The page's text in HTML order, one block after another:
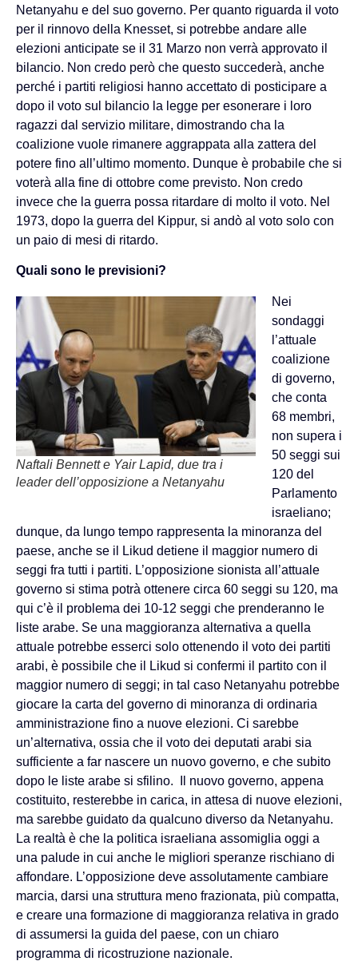
Netanyahu e del suo governo. Per quanto riguarda il voto
per il rinnovo della Knesset, si potrebbe andare alle
elezioni anticipate se il 31 Marzo non verrà approvato il
bilancio. Non credo però che questo succederà, anche
perché i partiti religiosi hanno accettato di posticipare a
dopo il voto sul bilancio la legge per esonerare i loro
ragazzi dal servizio militare, dimostrando cha la
coalizione vuole rimanere aggrappata alla zattera del
potere fino all’ultimo momento. Dunque è probabile che si
voterà alla fine di ottobre come previsto. Non credo
invece che la guerra possa ritardare di molto il voto. Nel
1973, dopo la guerra del Kippur, si andò al voto solo con
un paio di mesi di ritardo.
Quali sono le previsioni?
Naftali Bennett e Yair Lapid, due tra i
leader dell’opposizione a Netanyahu
Nei
sondaggi
l’attuale
coalizione
di governo,
che conta
68 membri,
non supera i
50 seggi sui
120 del
Parlamento
israeliano;
dunque, da lungo tempo rappresenta la minoranza del
paese, anche se il Likud detiene il maggior numero di
seggi fra tutti i partiti. L’opposizione sionista all’attuale
governo si stima potrà ottenere circa 60 seggi su 120, ma
qui c’è il problema dei 10-12 seggi che prenderanno le
liste arabe. Se una maggioranza alternativa a quella
attuale potrebbe esserci solo ottenendo il voto dei partiti
arabi, è possibile che il Likud si confermi il partito con il
maggior numero di seggi; in tal caso Netanyahu potrebbe
giocare la carta del governo di minoranza di ordinaria
amministrazione fino a nuove elezioni. Ci sarebbe
un’alternativa, ossia che il voto dei deputati arabi sia
sufficiente a far nascere un nuovo governo, e che subito
dopo le liste arabe si sfilino. Il nuovo governo, appena
costituito, resterebbe in carica, in attesa di nuove elezioni,
ma sarebbe guidato da qualcuno diverso da Netanyahu.
La realtà è che la politica israeliana assomiglia oggi a
una palude in cui anche le migliori speranze rischiano di
affondare. L’opposizione deve assolutamente cambiare
marcia, darsi una struttura meno frazionata, più compatta,
e creare una formazione di maggioranza relativa in grado
di assumersi la guida del paese, con un chiaro
programma di ricostruzione nazionale.